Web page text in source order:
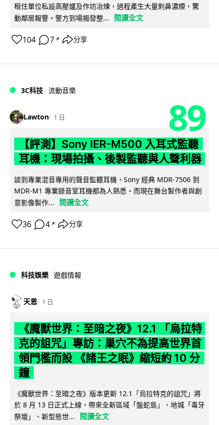
租住單位私設高壓爐及作坊冶煉，過程產生大量刺鼻濃煙，驚
動鄰居報警。警方到場揭發整...
閱讀全文
104 7 ↗ 分享
3C科技 流動音樂
Lawton 1 日 89
【評測】Sony IER-M500 入耳式監聽
耳機：現場拍攝、後製監聽與人聲利器
談到專業混音專用的聲音監聽耳機，Sony 經典 MDR-7506 到
MDR-M1 專業錄音室耳機都為人熟悉。而現在舞台製作者與創
意影像製作...
閱讀全文
36 4 ↗ 分享
科技娛樂 遊戲情報
天恩 1 日
《魔獸世界：至暗之夜》12.1 「烏拉特
克的詛咒」專訪：巢穴不為提高世界首
領門檻而設 《諸王之眠》縮短約 10 分
鐘
《魔獸世界：至暗之夜》版本更新 12.1「烏拉特克的詛咒」將
於 8 月 13 日正式上線，帶來全新區域「盤蛇島」、地城「毒牙
祭壇」、新型態世...
閱讀全文